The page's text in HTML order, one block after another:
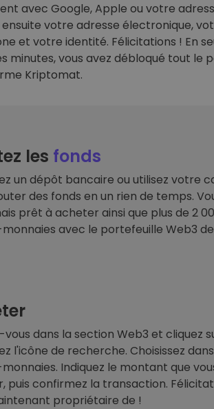
sécurisé
Explorateur
Trouve ta stratégie
avec Google, Apple ou votre
ensuite votre adresse électronique,
et votre identité. Félicitations ! En
minutes, vous avez débloqué tout le
Kriptomat.
les fonds
un dépôt bancaire ou utilisez votre
des fonds en un rien de temps.
prêt à acheter ainsi que plus de 2
avec le portefeuille Web3
vous dans la section Web3 et cliquez
l'icône de recherche. Choisissez
Indiquez le montant que
puis confirmez la transaction.
propriétaire de !